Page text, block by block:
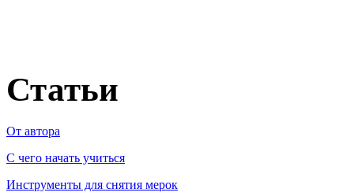
Статьи
От автора
C чего начать учиться
Инструменты для снятия мерок